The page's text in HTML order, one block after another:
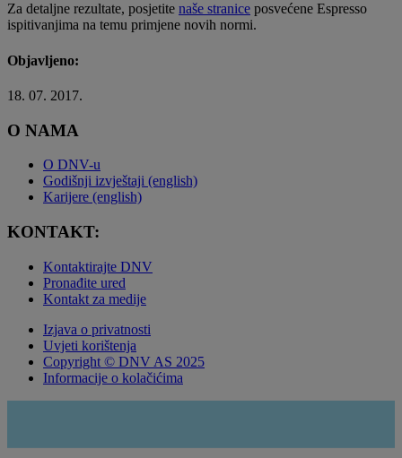
Za detaljne rezultate, posjetite naše stranice posvećene Espresso
ispitivanjima na temu primjene novih normi.
Objavljeno:
18. 07. 2017.
O NAMA
O DNV-u
Godišnji izvještaji (english)
Karijere (english)
KONTAKT:
Kontaktirajte DNV
Pronađite ured
Kontakt za medije
Izjava o privatnosti
Uvjeti korištenja
Copyright © DNV AS 2025
Informacije o kolačićima